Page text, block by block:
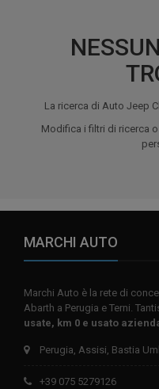
La ricerca di Auto Jeep
Modifica i filtri di ricerca o
MARCHI AUTO
Marchi Auto è la rete di
Abarth a Perugia e Terni.
usate, km 0 e usato
Perugia, Assisi, Bastia
+39 075 5279126